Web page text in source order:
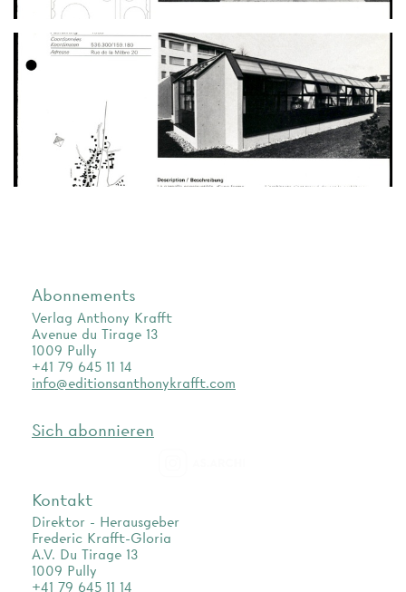
Abonnements
Verlag Anthony Krafft
Avenue du Tirage 13
1009 Pully
+41 79 645 11 14
info@editionsanthonykrafft.com
Sich abonnieren
Kontakt
Direktor - Herausgeber
Frederic Krafft-Gloria
A.V. Du Tirage 13
1009 Pully
+41 79 645 11 14